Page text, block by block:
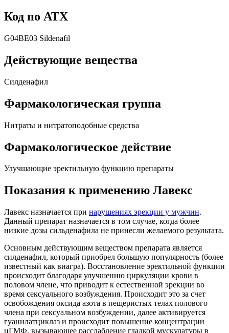
Код по АТХ
G04BE03 Sildenafil
Действующие вещества
Силденафил
Фармакологическая группа
Нитраты и нитратоподобные средства
Фармакологическое действие
Улучшающие эректильную функцию препараты
Показания к применению Лавекс
Лавекс назначается при нарушениях эрекции у мужчин.
Данный препарат назначается в том случае, когда более
низкие дозы сильденафила не принесли желаемого результата.
Основным действующим веществом препарата является
силденафил, который приобрел большую популярность (более
известный как виагра). Восстановление эректильной функции
происходит благодаря улучшению циркуляции крови в
половом члене, что приводит к естественной эрекции во
время сексуального возбуждения. Происходит это за счет
освобождения оксида азота в пещеристых телах полового
члена при сексуальном возбуждении, далее активируется
гуанилатциклаз и происходит повышение концентрации
цГМФ, вызывающее расслабление гладкой мускулатуры в